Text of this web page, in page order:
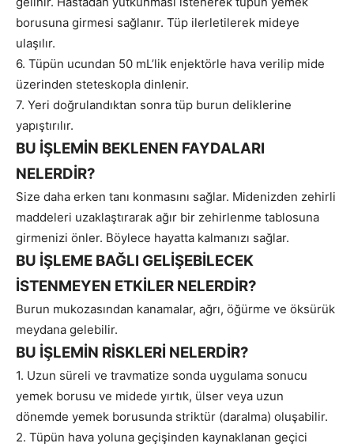
borusuna girmesi sağlanır. Tüp ilerletilerek mideye
ulaşılır.
6. Tüpün ucundan 50 mL’lik enjektörle hava verilip mide
üzerinden steteskopla dinlenir.
7. Yeri doğrulandıktan sonra tüp burun deliklerine
yapıştırılır.
BU İŞLEMİN BEKLENEN FAYDALARI
NELERDİR?
Size daha erken tanı konmasını sağlar. Midenizden zehirli
maddeleri uzaklaştırarak ağır bir zehirlenme tablosuna
girmenizi önler. Böylece hayatta kalmanızı sağlar.
BU İŞLEME BAĞLI GELİŞEBİLECEK
İSTENMEYEN ETKİLER NELERDİR?
Burun mukozasından kanamalar, ağrı, öğürme ve öksürük
meydana gelebilir.
BU İŞLEMİN RİSKLERİ NELERDİR?
1. Uzun süreli ve travmatize sonda uygulama sonucu
yemek borusu ve midede yırtık, ülser veya uzun
dönemde yemek borusunda striktür (daralma) oluşabilir.
2. Tüpün hava yoluna geçişinden kaynaklanan geçici